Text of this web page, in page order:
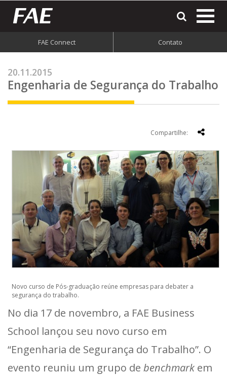
FAE Connect Contato
20.11.2015
Engenharia de Segurança do Trabalho
Compartilhe:
Novo curso de Pós-graduação reúne empresas para debater a
segurança do trabalho.
No dia 17 de novembro, a FAE Business
School lançou seu novo curso em
“Engenharia de Segurança do Trabalho”. O
evento reuniu um grupo de benchmark em